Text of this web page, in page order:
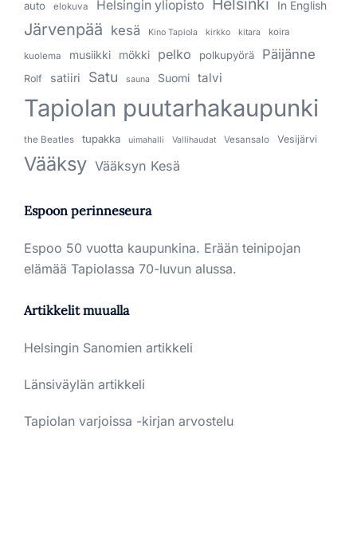
auto elokuva Helsingin yliopisto Helsinki In English
Järvenpää kesä Kino Tapiola kirkko kitara koira
kuolema musiikki mökki pelko polkupyörä Päijänne
Rolf satiiri Satu sauna Suomi talvi
Tapiolan puutarhakaupunki
the Beatles tupakka uimahalli Vallihaudat Vesansalo Vesijärvi
Vääksy Vääksyn Kesä
Espoon perinneseura
Espoo 50 vuotta kaupunkina. Erään teinipojan
elämää Tapiolassa 70-luvun alussa.
Artikkelit muualla
Helsingin Sanomien artikkeli
Länsiväylän artikkeli
Tapiolan varjoissa -kirjan arvostelu